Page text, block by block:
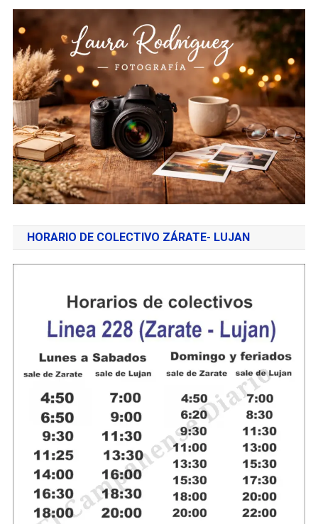
HORARIO DE COLECTIVO ZÁRATE- LUJAN